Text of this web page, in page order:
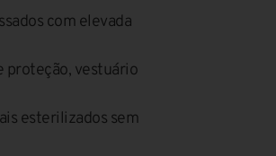
com elevada
proteção, vestuário
esterilizados sem